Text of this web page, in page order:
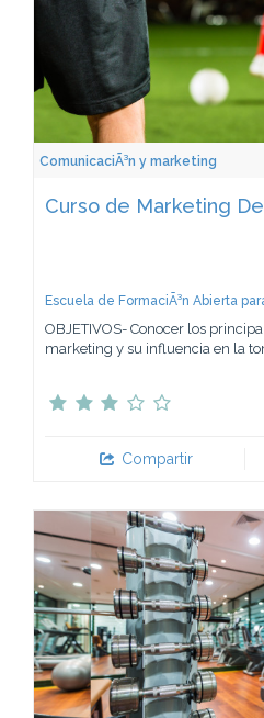
ComunicaciÃ³n y marketing
Curso de Marketing
Escuela de FormaciÃ³n Abierta
OBJETIVOS- Conocer los
marketing y su influencia en la
Compartir